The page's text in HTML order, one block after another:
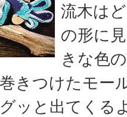
流木は
の形に
きな色
きつけたモー
ッと出てくる